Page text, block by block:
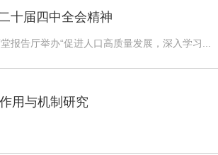
十届四中全会精神
告厅举办“促进人口高质量发展，深入学习...
用与机制研究